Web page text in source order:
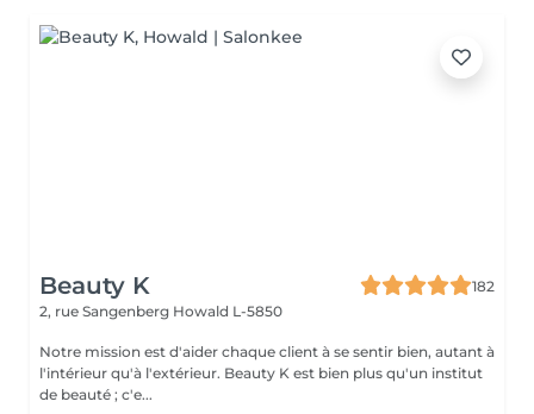
Beauty K
182
2, rue Sangenberg Howald L-5850
Notre mission est d'aider chaque client à se sentir bien, autant à
l'intérieur qu'à l'extérieur. Beauty K est bien plus qu'un institut
de beauté ; c'e...